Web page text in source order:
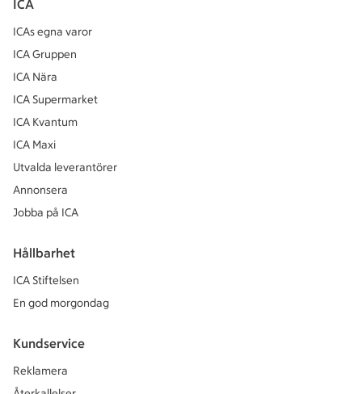
ICA
ICAs egna varor
ICA Gruppen
ICA Nära
ICA Supermarket
ICA Kvantum
ICA Maxi
Utvalda leverantörer
Annonsera
Jobba på ICA
Hållbarhet
ICA Stiftelsen
En god morgondag
Kundservice
Reklamera